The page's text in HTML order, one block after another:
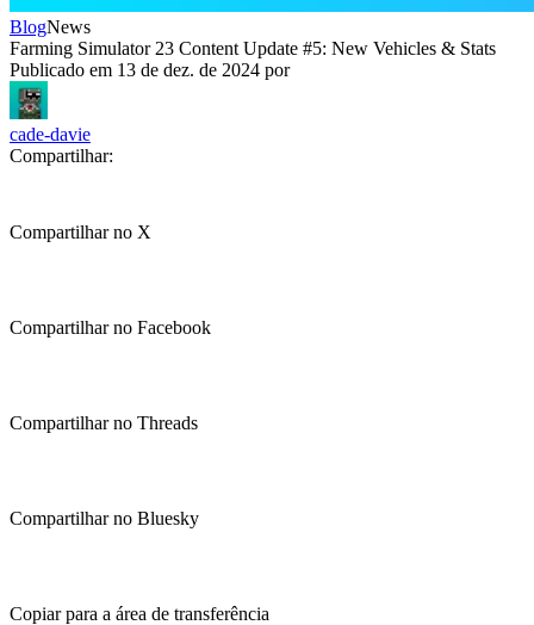
BlogNews
Farming Simulator 23 Content Update #5: New Vehicles & Stats
Publicado em 13 de dez. de 2024 por
cade-davie
Compartilhar:
Compartilhar no X
Compartilhar no Facebook
Compartilhar no Threads
Compartilhar no Bluesky
Copiar para a área de transferência